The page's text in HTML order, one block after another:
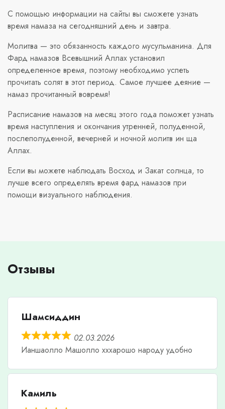
С помощью информации на сайты вы сможете узнать
время намаза на сегодняшний день и завтра.
Молитва — это обязанность каждого мусульманина. Для
Фард намазов Всевышний Аллах установил
определенное время, поэтому необходимо успеть
прочитать солят в этот период. Самое лучшее деяние —
намаз прочитанный вовремя!
Расписание намазов на месяц этого года поможет узнать
время наступления и окончания утренней, полуденной,
послеполуденной, вечерней и ночной молитв ин ща
Аллах.
Если вы можете наблюдать Восход и Закат солнца, то
лучше всего определять время фард намазов при
помощи визуального наблюдения.
Отзывы
Шамсиддин
02.03.2026
Ианшаолло Машолло хххарошо народу удобно
Камиль